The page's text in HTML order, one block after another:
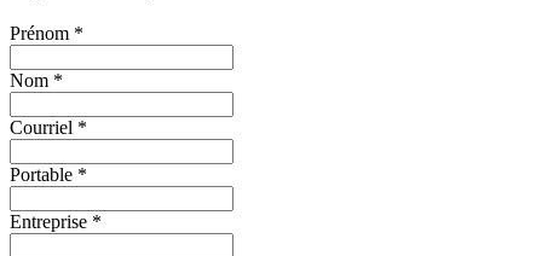
Prénom *
Nom *
Courriel *
Portable *
Entreprise *